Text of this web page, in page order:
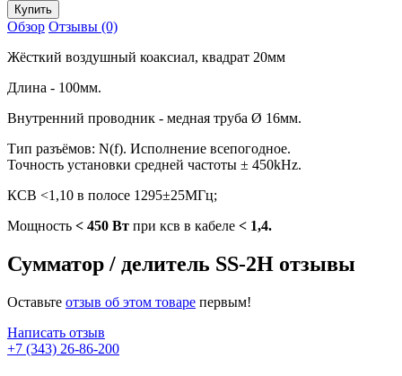
Обзор Отзывы (0)
Жёсткий воздушный коаксиал, квадрат 20мм
Длина - 100мм.
Внутренний проводник - медная труба Ø 16мм.
Тип разъёмов: N(f). Исполнение всепогодное.
Точность установки средней частоты ± 450kHz.
КСВ <1,10 в полосе 1295±25МГц;
Мощность < 450 Вт при ксв в кабеле < 1,4.
Сумматор / делитель SS-2H отзывы
Оставьте отзыв об этом товаре первым!
Написать отзыв
+7 (343) 26-86-200